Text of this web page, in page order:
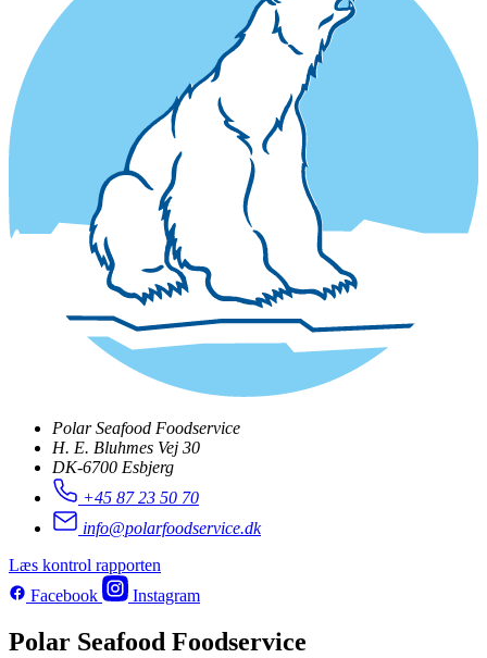
Polar Seafood Foodservice
H. E. Bluhmes Vej 30
DK-6700 Esbjerg
+45 87 23 50 70
info@polarfoodservice.dk
Læs kontrol rapporten
Facebook
Instagram
Polar Seafood Foodservice